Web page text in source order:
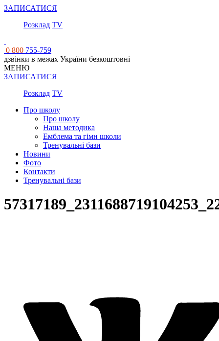
ЗАПИСАТИСЯ
Розклад TV
0 800 755-759
дзвінки в межах України безкоштовні
МЕНЮ
ЗАПИСАТИСЯ
Розклад TV
Про школу
Про школу
Наша методика
Емблема та гімн школи
Тренувальні бази
Новини
Фото
Контакти
Тренувальні бази